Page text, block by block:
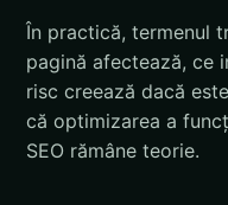
În practică, termenul
pagină afectează, ce
risc creează dacă
că optimizarea a
SEO rămâne teorie.